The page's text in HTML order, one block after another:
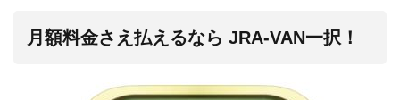
月額料金さえ払えるなら JRA-VAN一択！